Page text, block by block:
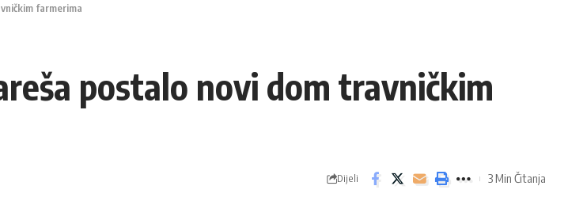
farmerima
postalo novi dom travničkim
Dijeli 3 Min Čitanja